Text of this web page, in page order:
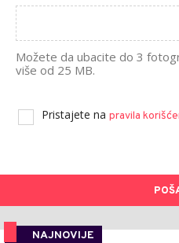
Možete da ubacite do 3
više od 25 MB.
Pristajete na pravila
NAJNOVIJE